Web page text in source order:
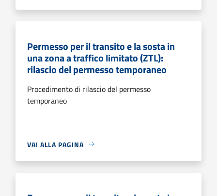
Permesso per il transito e la sosta in
una zona a traffico limitato (ZTL):
rilascio del permesso temporaneo
Procedimento di rilascio del permesso
temporaneo
VAI ALLA PAGINA